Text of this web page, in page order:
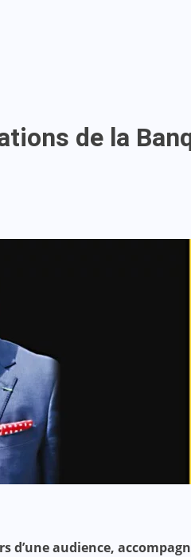
de la
audience,